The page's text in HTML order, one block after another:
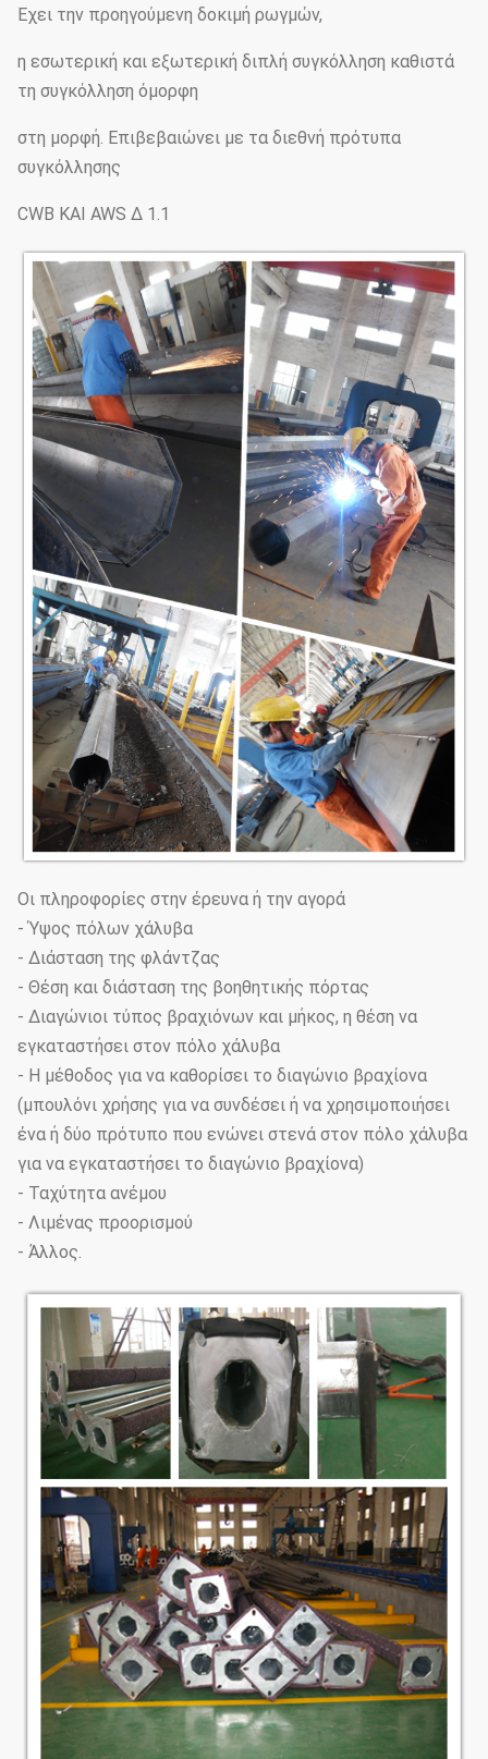
Έχει την προηγούμενη δοκιμή ρωγμών,
η εσωτερική και εξωτερική διπλή συγκόλληση καθιστά
τη συγκόλληση όμορφη
στη μορφή. Επιβεβαιώνει με τα διεθνή πρότυπα
συγκόλλησης
CWB ΚΑΙ AWS Δ 1.1
Οι πληροφορίες στην έρευνα ή την αγορά
- Ύψος πόλων χάλυβα
- Διάσταση της φλάντζας
- Θέση και διάσταση της βοηθητικής πόρτας
- Διαγώνιοι τύπος βραχιόνων και μήκος, η θέση να
εγκαταστήσει στον πόλο χάλυβα
- Η μέθοδος για να καθορίσει το διαγώνιο βραχίονα
(μπουλόνι χρήσης για να συνδέσει ή να χρησιμοποιήσει
ένα ή δύο πρότυπο που ενώνει στενά στον πόλο χάλυβα
για να εγκαταστήσει το διαγώνιο βραχίονα)
- Ταχύτητα ανέμου
- Λιμένας προορισμού
- Άλλος.